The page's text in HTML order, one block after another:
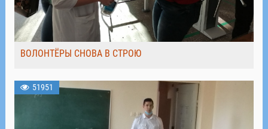
ВОЛОНТЁРЫ СНОВА В СТРОЮ
51951